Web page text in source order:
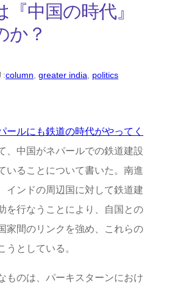
中国の時代』
か？
:column greater india politics
ールにも鉄道の時代がやってく
、中国がネパールでの鉄道建設
いることについて書いた。南進
インドの周辺国に対して鉄道建
を行なうことにより、自国との
家間のリンクを強め、これらの
うとしている。
ものは、パーキスターンにおけ